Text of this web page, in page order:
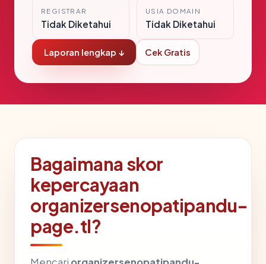
REGISTRAR
Tidak Diketahui
USIA DOMAIN
Tidak Diketahui
Laporan lengkap ↓ Cek Gratis
Bagaimana skor
kepercayaan
organizersenopatipandu-
page.tl?